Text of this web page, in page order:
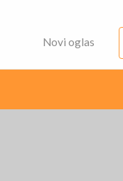
Novi oglas